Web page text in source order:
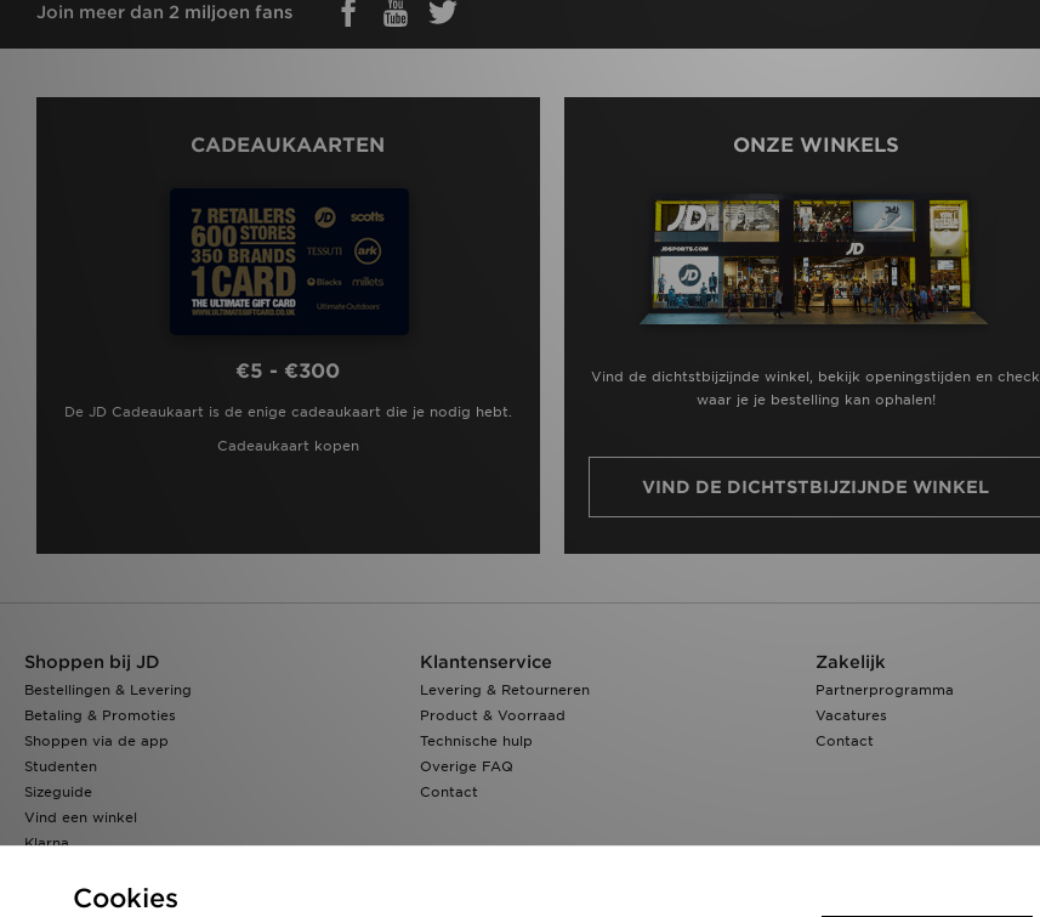
Join meer dan 2 miljoen fans
CADEAUKAARTEN
€5 - €300
De JD Cadeaukaart is de enige cadeaukaart die je nodig hebt.
Cadeaukaart kopen
ONZE WINKELS
Vind de dichtstbijzijnde winkel, bekijk openingstijden en check
waar je je bestelling kan ophalen!
VIND DE DICHTSTBIJZIJNDE WINKEL
Shoppen bij JD
Bestellingen & Levering
Betaling & Promoties
Shoppen via de app
Studenten
Sizeguide
Vind een winkel
Klarna
Klantenservice
Levering & Retourneren
Product & Voorraad
Technische hulp
Overige FAQ
Contact
Zakelijk
Partnerprogramma
Vacatures
Contact
Cookies